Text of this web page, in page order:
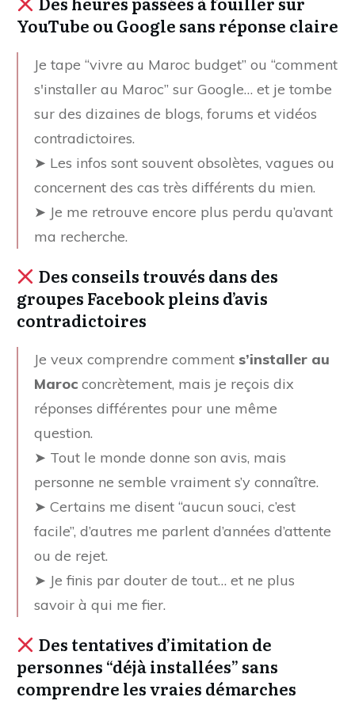
YouTube ou Google sans réponse claire
Je tape “vivre au Maroc budget” ou “comment
s'installer au Maroc” sur Google… et je tombe
sur des dizaines de blogs, forums et vidéos
contradictoires.
➤ Les infos sont souvent obsolètes, vagues ou
concernent des cas très différents du mien.
➤ Je me retrouve encore plus perdu qu’avant
ma recherche.
Des conseils trouvés dans des
groupes Facebook pleins d’avis
contradictoires
Je veux comprendre comment s’installer au
Maroc concrètement, mais je reçois dix
réponses différentes pour une même
question.
➤ Tout le monde donne son avis, mais
personne ne semble vraiment s’y connaître.
➤ Certains me disent “aucun souci, c’est
facile”, d’autres me parlent d’années d’attente
ou de rejet.
➤ Je finis par douter de tout… et ne plus
savoir à qui me fier.
Des tentatives d’imitation de
personnes “déjà installées” sans
comprendre les vraies démarches